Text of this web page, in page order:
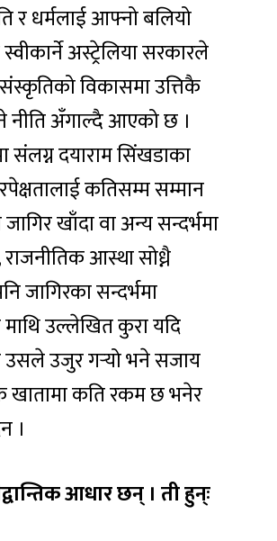
र धर्मलाई आफ्नो बलियो
अस्ट्रेलिया सरकारले
विकासमा उत्तिकै
नीति अँगाल्दै आएको छ ।
संलग्न दयाराम सिंखडाका
कतिसम्म सम्मान
खाँदा वा अन्य सन्दर्भमा
राजनीतिक आस्था सोध्नै
जागिरका सन्दर्भमा
माथि उल्लेखित कुरा यदि
उजुर गर्‍यो भने सजाय
खातामा कति रकम छ भनेर
।
आधार छन् । ती हुन्ः